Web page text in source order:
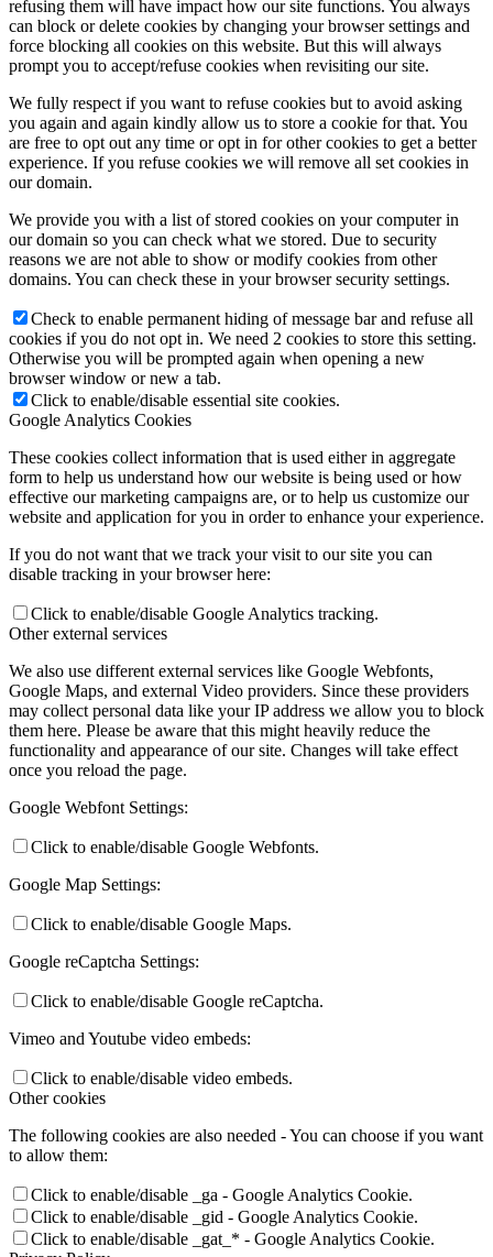
refusing them will have impact how our site functions. You always
can block or delete cookies by changing your browser settings and
force blocking all cookies on this website. But this will always
prompt you to accept/refuse cookies when revisiting our site.
We fully respect if you want to refuse cookies but to avoid asking
you again and again kindly allow us to store a cookie for that. You
are free to opt out any time or opt in for other cookies to get a better
experience. If you refuse cookies we will remove all set cookies in
our domain.
We provide you with a list of stored cookies on your computer in
our domain so you can check what we stored. Due to security
reasons we are not able to show or modify cookies from other
domains. You can check these in your browser security settings.
Check to enable permanent hiding of message bar and refuse all
cookies if you do not opt in. We need 2 cookies to store this setting.
Otherwise you will be prompted again when opening a new
browser window or new a tab.
Click to enable/disable essential site cookies.
Google Analytics Cookies
These cookies collect information that is used either in aggregate
form to help us understand how our website is being used or how
effective our marketing campaigns are, or to help us customize our
website and application for you in order to enhance your experience.
If you do not want that we track your visit to our site you can
disable tracking in your browser here:
Click to enable/disable Google Analytics tracking.
Other external services
We also use different external services like Google Webfonts,
Google Maps, and external Video providers. Since these providers
may collect personal data like your IP address we allow you to block
them here. Please be aware that this might heavily reduce the
functionality and appearance of our site. Changes will take effect
once you reload the page.
Google Webfont Settings:
Click to enable/disable Google Webfonts.
Google Map Settings:
Click to enable/disable Google Maps.
Google reCaptcha Settings:
Click to enable/disable Google reCaptcha.
Vimeo and Youtube video embeds:
Click to enable/disable video embeds.
Other cookies
The following cookies are also needed - You can choose if you want
to allow them:
Click to enable/disable _ga - Google Analytics Cookie.
Click to enable/disable _gid - Google Analytics Cookie.
Click to enable/disable _gat_* - Google Analytics Cookie.